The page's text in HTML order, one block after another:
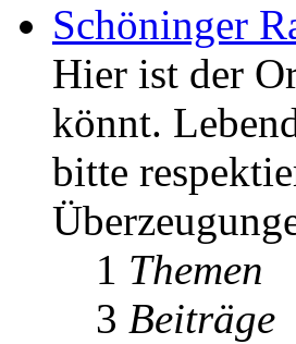
Schöninger
Hier ist der
könnt.
bitte
1 Themen
3 Beiträge